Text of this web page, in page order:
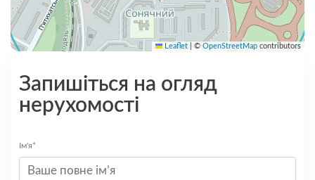
Leaflet © OpenStreetMap contributors
Запишіться на огляд
нерухомості
Ім'я*